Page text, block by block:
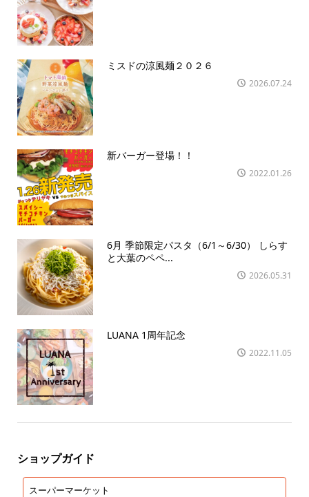
ミスドの涼風麺２０２６
2026.07.24
新バーガー登場！！
2022.01.26
6月 季節限定パスタ（6/1～6/30） しらす
と大葉のペペ...
2026.05.31
LUANA 1周年記念
2022.11.05
ショップガイド
スーパーマーケット